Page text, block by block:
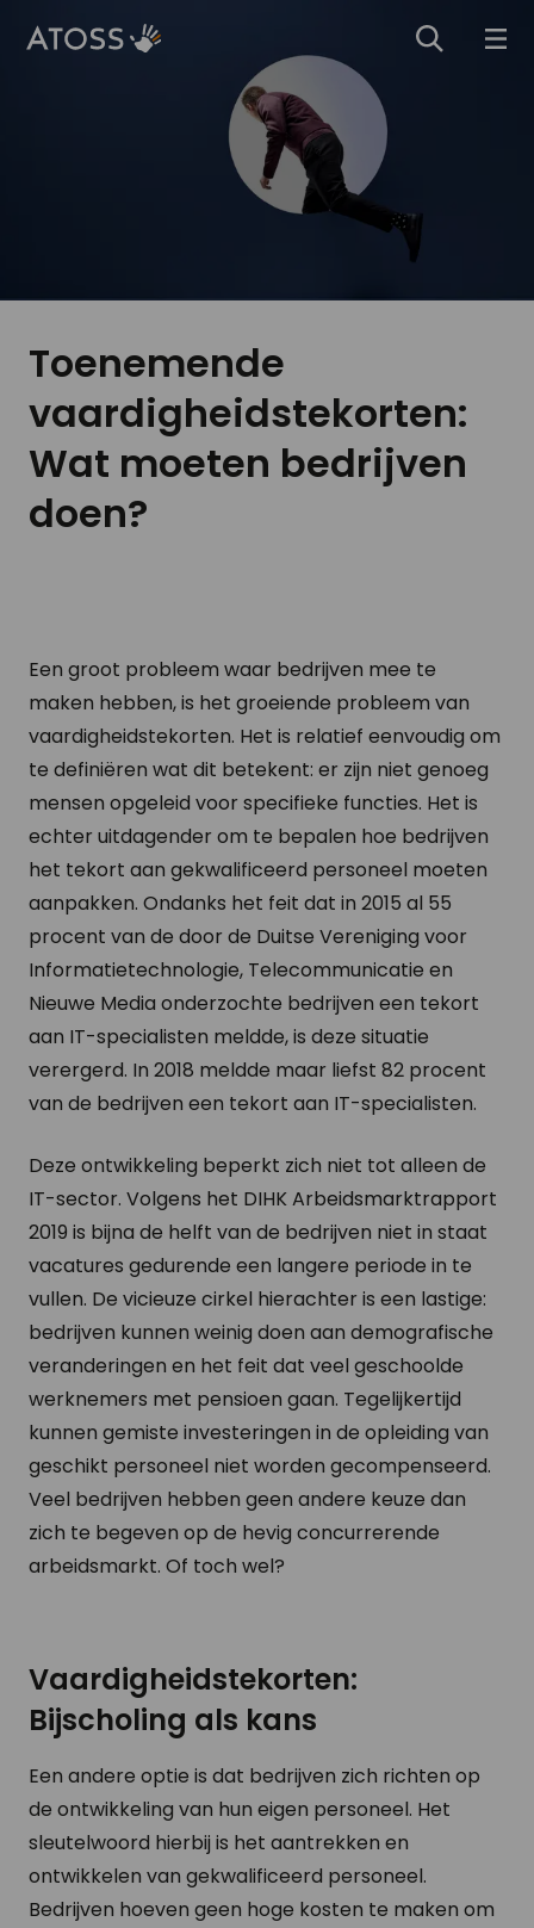
Toenemende
vaardigheidstekorten:
Wat moeten bedrijven
doen?
Een groot probleem waar bedrijven mee te
maken hebben, is het groeiende probleem van
vaardigheidstekorten. Het is relatief eenvoudig om
te definiëren wat dit betekent: er zijn niet genoeg
mensen opgeleid voor specifieke functies. Het is
echter uitdagender om te bepalen hoe bedrijven
het tekort aan gekwalificeerd personeel moeten
aanpakken. Ondanks het feit dat in 2015 al 55
procent van de door de Duitse Vereniging voor
Informatietechnologie, Telecommunicatie en
Nieuwe Media onderzochte bedrijven een tekort
aan IT-specialisten meldde, is deze situatie
verergerd. In 2018 meldde maar liefst 82 procent
van de bedrijven een tekort aan IT-specialisten.
Deze ontwikkeling beperkt zich niet tot alleen de
IT-sector. Volgens het DIHK Arbeidsmarktrapport
2019 is bijna de helft van de bedrijven niet in staat
vacatures gedurende een langere periode in te
vullen. De vicieuze cirkel hierachter is een lastige:
bedrijven kunnen weinig doen aan demografische
veranderingen en het feit dat veel geschoolde
werknemers met pensioen gaan. Tegelijkertijd
kunnen gemiste investeringen in de opleiding van
geschikt personeel niet worden gecompenseerd.
Veel bedrijven hebben geen andere keuze dan
zich te begeven op de hevig concurrerende
arbeidsmarkt. Of toch wel?
Vaardigheidstekorten:
Bijscholing als kans
Een andere optie is dat bedrijven zich richten op
de ontwikkeling van hun eigen personeel. Het
sleutelwoord hierbij is het aantrekken en
ontwikkelen van gekwalificeerd personeel.
Bedrijven hoeven geen hoge kosten te maken om